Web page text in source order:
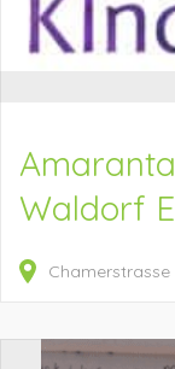
Waldorf
Chamerstrasse